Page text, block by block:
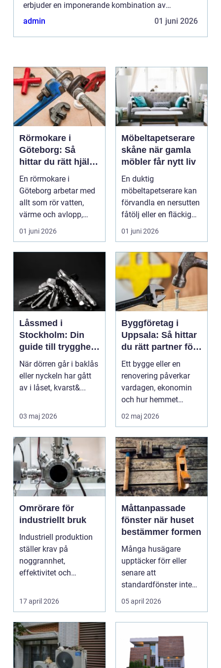
erbjuder en imponerande kombination av
kostnadseffektivitet, energieffektivitet och ...
admin 01 juni 2026
Rörmokare i
Göteborg: Så
hittar du rätt hjälp
för vatten, värme
och avlopp
En rörmokare i
Göteborg arbetar med
allt som rör vatten,
värme och avlopp,
b&ari...
01 juni 2026
Möbeltapetserare
skåne när gamla
möbler får nytt liv
En duktig
möbeltapetserare kan
förvandla en nersutten
fåtölj eller en fläckig
soffa till en favoritm...
01 juni 2026
Låssmed i
Stockholm: Din
guide till trygghet
och säkerhet
När dörren går i baklås
eller nyckeln har gått
av i låset, kvarst&...
03 maj 2026
Byggföretag i
Uppsala: Så hittar
du rätt partner för
ditt projekt
Ett bygge eller en
renovering påverkar
vardagen, ekonomin
och hur hemmet
fungerar under l&arin...
02 maj 2026
Omrörare för
industriellt bruk
Industriell produktion
ställer krav på
noggrannhet,
effektivitet och
17 april 2026
Måttanpassade
fönster när huset
bestämmer formen
Många husägare
upptäcker förr eller
senare att
standardfönster inte
riktigt passar. Kanske
är huset ...
05 april 2026